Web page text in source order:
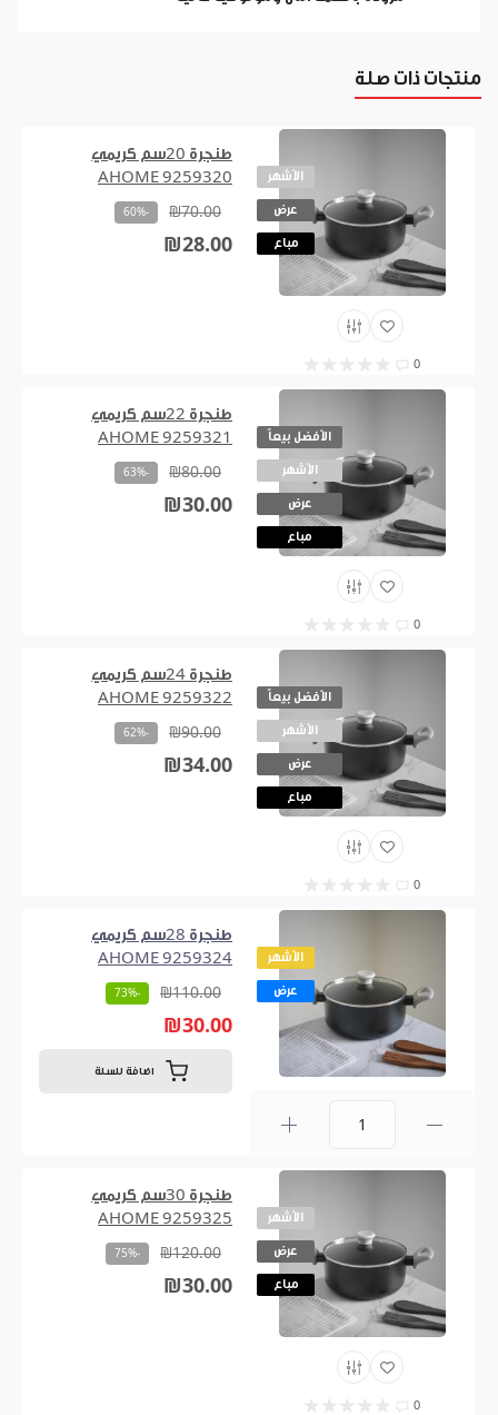
منتجات ذات صلة
الأشهر
عرض
مباع
0
طنجرة 20سم كريمي
AHOME 9259320
₪70.00
-60%
₪28.00
الأفضل بيعاً
الأشهر
عرض
مباع
0
طنجرة 22سم كريمي
AHOME 9259321
₪80.00
-63%
₪30.00
الأفضل بيعاً
الأشهر
عرض
مباع
0
طنجرة 24سم كريمي
AHOME 9259322
₪90.00
-62%
₪34.00
الأشهر
عرض
طنجرة 28سم كريمي
AHOME 9259324
₪110.00
-73%
₪30.00
اضافة للسلة
الأشهر
عرض
مباع
0
طنجرة 30سم كريمي
AHOME 9259325
₪120.00
-75%
₪30.00